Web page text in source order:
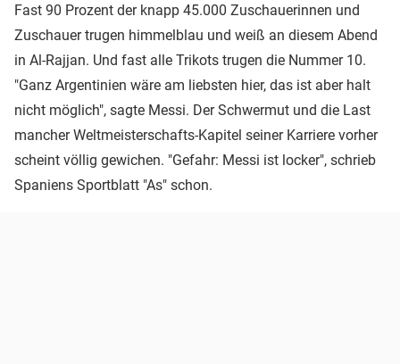
Fast 90 Prozent der knapp 45.000 Zuschauerinnen und
Zuschauer trugen himmelblau und weiß an diesem Abend
in Al-Rajjan. Und fast alle Trikots trugen die Nummer 10.
"Ganz Argentinien wäre am liebsten hier, das ist aber halt
nicht möglich", sagte Messi. Der Schwermut und die Last
mancher Weltmeisterschafts-Kapitel seiner Karriere vorher
scheint völlig gewichen. "Gefahr: Messi ist locker", schrieb
Spaniens Sportblatt "As" schon.